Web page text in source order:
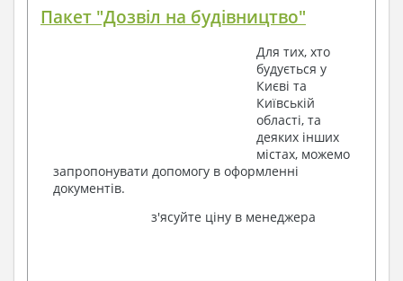
Пакет "Дозвіл на будівництво"
Для тих, хто
будується у
Києві та
Київській
області, та
деяких інших
містах, можемо
запропонувати допомогу в оформленні
документів.
з'ясуйте ціну в менеджера